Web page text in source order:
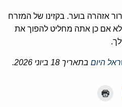
אזהרה בוער. בקזינו של המזרח
אם כן אתה מחליט להפוך את
היום בתאריך 18 ביוני 2026.